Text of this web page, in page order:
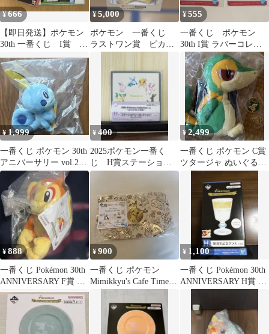
¥666
【即日発送】ポケモン
30th 一番くじ I賞 ハ
ンドタオル Ｊ賞 ラ
バーチャーム
¥5,000
ポケモン 一番くじ
ラストワン賞 ピカチ
¥555
一番くじ ポケモン
30th I賞 ラバーコレク
ション 2点セット
¥ 1,999
一番くじ ポケモン 30th
アニバーサリー vol.2 F
賞 メッソン
¥400
2025ポケモン一番く
じ H賞ステーショナ
リーコレクション ポ
¥2,499
一番くじ ポケモン C賞
ツタージャ ぬいぐるみ
K賞 メタルチャーム 30
¥888
一番くじ Pokémon 30th
ANNIVERSARY F賞 ヒ
コザル
¥900
一番くじ ポケモン
Mimikkyu's Cafe Time
¥ 1,100
一番くじ Pokémon 30th
ANNIVERSARY H賞 グ